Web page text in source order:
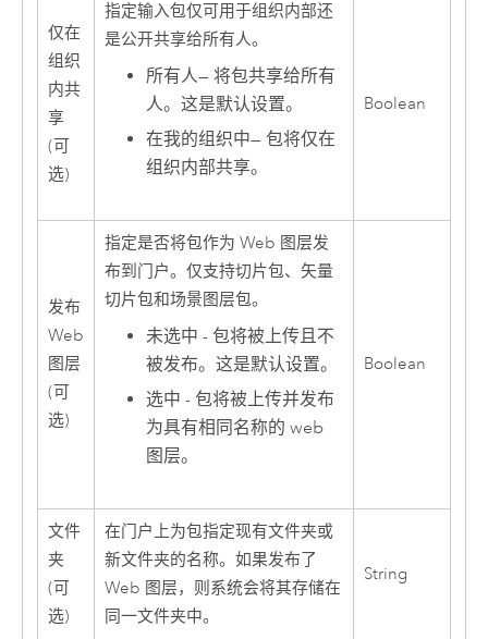
仅在
组织
内共
享
(可
选)
指定输入包仅可用于组织内部还
是公开共享给所有人。
所有人— 将包共享给所有
人。这是默认设置。
在我的组织中— 包将仅在
组织内部共享。
Boolean
发布
Web
图层
(可
选)
指定是否将包作为 Web 图层发
布到门户。仅支持切片包、矢量
切片包和场景图层包。
未选中 - 包将被上传且不
被发布。这是默认设置。
选中 - 包将被上传并发布
为具有相同名称的 web
图层。
Boolean
文件
夹
(可
选)
在门户上为包指定现有文件夹或
新文件夹的名称。如果发布了
Web 图层，则系统会将其存储在
同一文件夹中。
String